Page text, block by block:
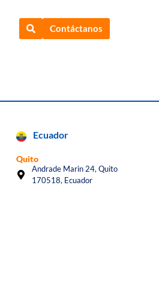
Contáctanos
Ecuador
Quito
Andrade Marin 24, Quito
170518, Ecuador